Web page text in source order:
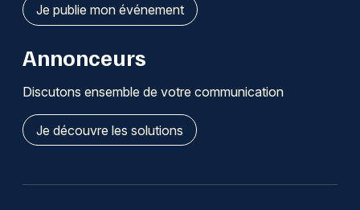
Je publie mon événement
Annonceurs
Discutons ensemble de votre communication
Je découvre les solutions